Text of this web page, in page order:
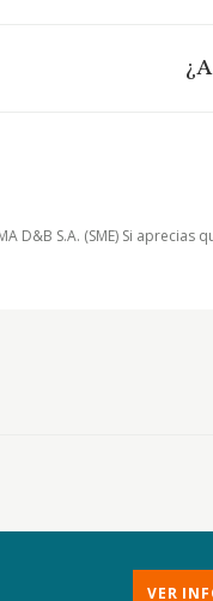
D&B S.A. (SME) Si
VER